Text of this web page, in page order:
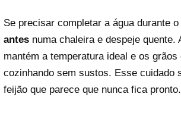
Se precisar completar a água durante o
antes numa chaleira e despeje quente.
mantém a temperatura ideal e os grãos
cozinhando sem sustos. Esse cuidado
feijão que parece que nunca fica pronto.